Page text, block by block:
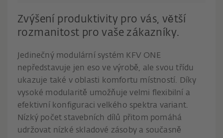
Zvýšení produktivity pro vás, větší
rozmanitost pro vaše zákazníky.
Jedinečný modulární systém KFV ONE
nepředstavuje jen eso ve výrobě, ale svou třídu
ukazuje také v oblasti komfortu místností. Díky
vysoké modularitě umožňuje velmi flexibilní a
efektivní konfiguraci velkého spektra variant.
Nízký počet stavebních dílů přitom pomáhá
udržovat nízké skladové zásoby a současně